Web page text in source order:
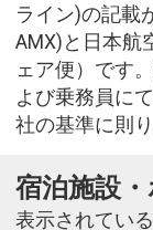
ライン)の記載
AMX)と日本航
ェア便）です
よび乗務員に
社の基準に則り
宿泊施設
表示されてい